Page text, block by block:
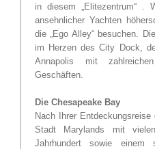
in diesem „Elitezentrum“ .
ansehnlicher Yachten
die „Ego Alley“ besuchen.
im Herzen des City Dock,
Annapolis mit
Geschäften.
Die Chesapeake Bay
Nach Ihrer
Stadt Marylands mit
Jahrhundert sowie einem